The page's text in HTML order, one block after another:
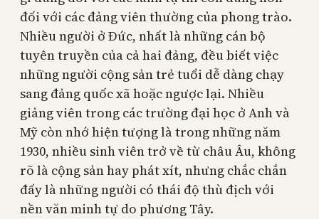
đối với các đảng viên thường của phong trào.
Nhiều người ở Đức, nhất là những cán bộ
tuyên truyền của cả hai đảng, đều biết việc
những người cộng sản trẻ tuổi dễ dàng chạy
sang đảng quốc xã hoặc ngược lại. Nhiều
giảng viên trong các trường đại học ở Anh và
Mỹ còn nhớ hiện tượng là trong những năm
1930, nhiều sinh viên trở về từ châu Âu, không
rõ là cộng sản hay phát xít, nhưng chắc chắn
đấy là những người có thái độ thù địch với
nền văn minh tự do phương Tây.